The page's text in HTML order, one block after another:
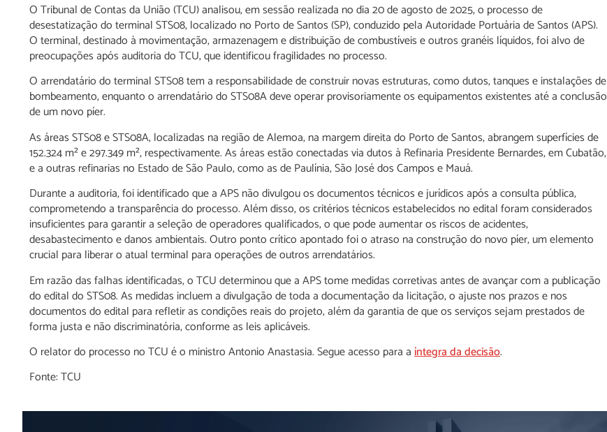
O Tribunal de Contas da União (TCU) analisou, em sessão realizada no dia 20 de agosto de 2025, o processo de
desestatização do terminal STS08, localizado no Porto de Santos (SP), conduzido pela Autoridade Portuária de Santos (APS).
O terminal, destinado à movimentação, armazenagem e distribuição de combustíveis e outros granéis líquidos, foi alvo de
preocupações após auditoria do TCU, que identificou fragilidades no processo.
O arrendatário do terminal STS08 tem a responsabilidade de construir novas estruturas, como dutos, tanques e instalações de
bombeamento, enquanto o arrendatário do STS08A deve operar provisoriamente os equipamentos existentes até a conclusão
de um novo píer.
As áreas STS08 e STS08A, localizadas na região de Alemoa, na margem direita do Porto de Santos, abrangem superfícies de
152.324 m² e 297.349 m², respectivamente. As áreas estão conectadas via dutos à Refinaria Presidente Bernardes, em Cubatão,
e a outras refinarias no Estado de São Paulo, como as de Paulínia, São José dos Campos e Mauá.
Durante a auditoria, foi identificado que a APS não divulgou os documentos técnicos e jurídicos após a consulta pública,
comprometendo a transparência do processo. Além disso, os critérios técnicos estabelecidos no edital foram considerados
insuficientes para garantir a seleção de operadores qualificados, o que pode aumentar os riscos de acidentes,
desabastecimento e danos ambientais. Outro ponto crítico apontado foi o atraso na construção do novo píer, um elemento
crucial para liberar o atual terminal para operações de outros arrendatários.
Em razão das falhas identificadas, o TCU determinou que a APS tome medidas corretivas antes de avançar com a publicação
do edital do STS08. As medidas incluem a divulgação de toda a documentação da licitação, o ajuste nos prazos e nos
documentos do edital para refletir as condições reais do projeto, além da garantia de que os serviços sejam prestados de
forma justa e não discriminatória, conforme as leis aplicáveis.
O relator do processo no TCU é o ministro Antonio Anastasia. Segue acesso para aíntegra da decisão.
Fonte: TCU